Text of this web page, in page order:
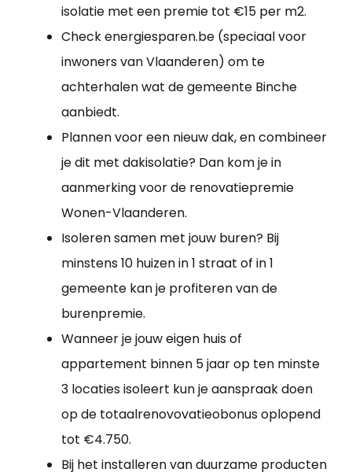
isolatie met een premie tot €15 per m2.
Check energiesparen.be (speciaal voor
inwoners van Vlaanderen) om te
achterhalen wat de gemeente Binche
aanbiedt.
Plannen voor een nieuw dak, en combineer
je dit met dakisolatie? Dan kom je in
aanmerking voor de renovatiepremie
Wonen-Vlaanderen.
Isoleren samen met jouw buren? Bij
minstens 10 huizen in 1 straat of in 1
gemeente kan je profiteren van de
burenpremie.
Wanneer je jouw eigen huis of
appartement binnen 5 jaar op ten minste
3 locaties isoleert kun je aanspraak doen
op de totaalrenovovatieobonus oplopend
tot €4.750.
Bij het installeren van duurzame producten